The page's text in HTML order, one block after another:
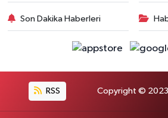
Son Dakika Haberleri
RSS Copyright © 2023.